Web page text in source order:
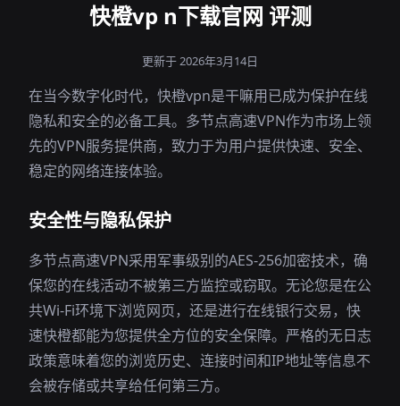
快橙vp n下载官网 评测
更新于 2026年3月14日
在当今数字化时代，快橙vpn是干嘛用已成为保护在线
隐私和安全的必备工具。多节点高速VPN作为市场上领
先的VPN服务提供商，致力于为用户提供快速、安全、
稳定的网络连接体验。
安全性与隐私保护
多节点高速VPN采用军事级别的AES-256加密技术，确
保您的在线活动不被第三方监控或窃取。无论您是在公
共Wi-Fi环境下浏览网页，还是进行在线银行交易，快
速快橙都能为您提供全方位的安全保障。严格的无日志
政策意味着您的浏览历史、连接时间和IP地址等信息不
会被存储或共享给任何第三方。